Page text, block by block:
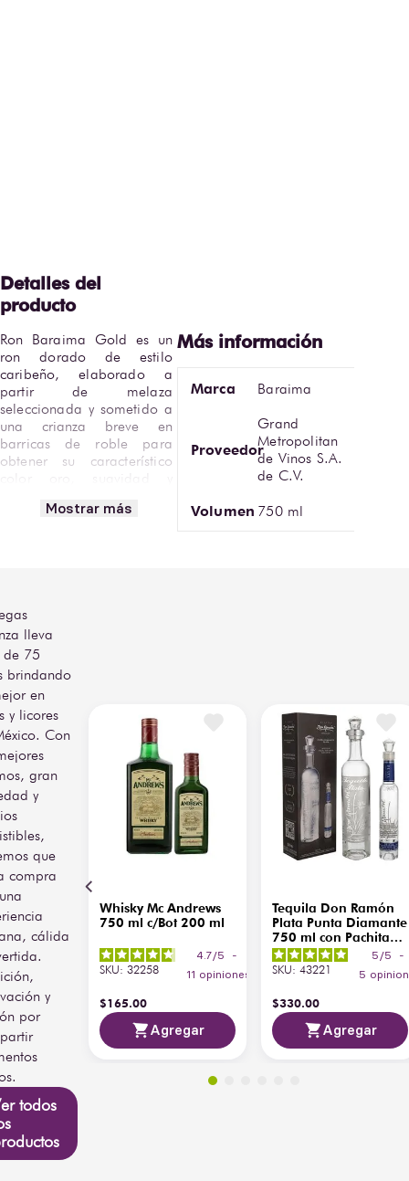
Ron Baraima Gold es un
ron dorado de estilo
caribeño, elaborado a
partir de melaza
seleccionada y sometido a
una crianza breve en
barricas de roble para
obtener su característico
distingue por su
caramelo suave, caña
dulce, vainilla, miel,
ligeros toques cítricos y
una presencia sutil de
presenta cuerpo medio,
textura suave y sabores
integrados de azúcar
morena, toffee ligero,
especias dulces y un final
cálido y balanceado. Su
perfil agradable y redondo
lo convierte en una
excelente base para
cocteles clásicos.
Perfecto para disfrutarse en
mezclas como Cuba Libre,
Mojito Dorado, Piña
Colada o Highballs
ligeros. La presentación
grabada de 750 ml aporta
un toque distintivo, ideal
para regalo o para bares
que buscan un ron dorado
con presentación elegante.
Características
del Grabado
Esta edición exclusiva
Mostrar más
Marca Baraima
Proveedor
Grand
Metropolitan
de Vinos S.A.
de C.V.
Volumen 750 ml
lleva
de 75
brindando
en
y licores
Con
gran
y
que
compra
cálida
y
por
todos
Whisky Mc Andrews
750 ml c/Bot 200 ml
4.7/5
-
11 opiniones
SKU: 32258
$165.00
Agregar
Tequila Don Ramón
Plata Punta Diamante
750 ml con Pachita
200 ml
5 /5
-
5
SKU: 43221
$330.00
Agregar